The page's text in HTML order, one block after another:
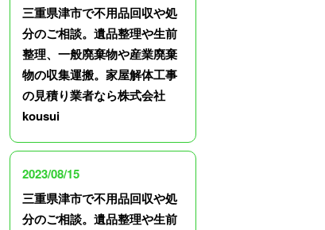
三重県津市で不用品回収や処
分のご相談。遺品整理や生前
整理、一般廃棄物や産業廃棄
物の収集運搬。家屋解体工事
の見積り業者なら株式会社
kousui
2023/08/15
三重県津市で不用品回収や処
分のご相談。遺品整理や生前